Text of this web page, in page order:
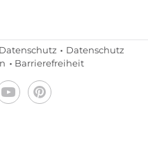
Datenschutz
Barrierefreiheit